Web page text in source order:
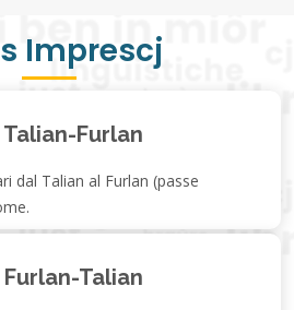
Imprescj
Furlan
dal Talian al Furlan (passe
Talian